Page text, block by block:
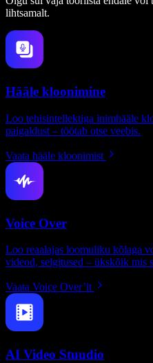
lihtsamalt.
Hääle kloonimine
Loo tehisintellektiga inimhääle
paigaldust – töötab otse veebis.
Vaata hääle kloonimist
Voice Over
Loo reaalajas loomuliku kõlaga
videod, selgitused – ükskõik mis
Vaata Voice Over’it
AI Video Stuudio